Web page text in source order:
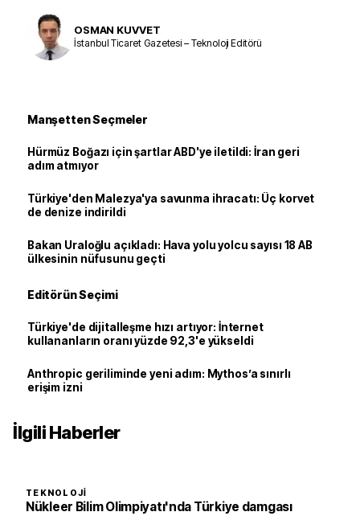
OSMAN KUVVET
İstanbul Ticaret Gazetesi – Teknoloji Editörü
Manşetten Seçmeler
Hürmüz Boğazı için şartlar ABD'ye iletildi: İran geri
adım atmıyor
Türkiye'den Malezya'ya savunma ihracatı: Üç korvet
de denize indirildi
Bakan Uraloğlu açıkladı: Hava yolu yolcu sayısı 18 AB
ülkesinin nüfusunu geçti
Editörün Seçimi
Türkiye'de dijitalleşme hızı artıyor: İnternet
kullananların oranı yüzde 92,3'e yükseldi
Anthropic geriliminde yeni adım: Mythos’a sınırlı
erişim izni
İlgili Haberler
TEKNOLOJI
Nükleer Bilim Olimpiyatı'nda Türkiye damgası